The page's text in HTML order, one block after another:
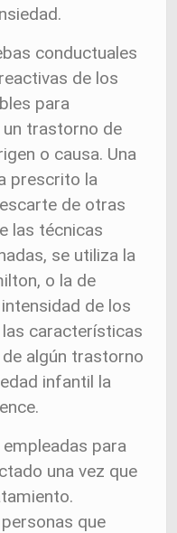
conductuales
de los
para
trastorno de
o causa. Una
prescrito la
de otras
las técnicas
se utiliza la
o la de
de los
características
algún trastorno
infantil la
para
una vez que
que